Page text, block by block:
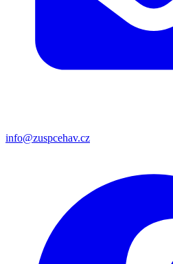
info@zuspcehav.cz